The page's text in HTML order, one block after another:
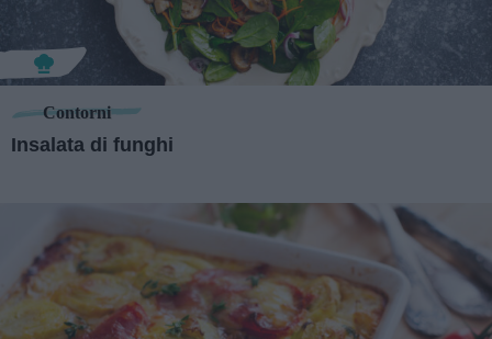
Contorni
Insalata di funghi